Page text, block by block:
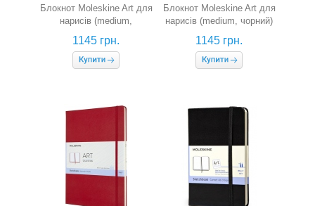
Блокнот Moleskine Art для
нарисів (medium,
червоний)
1145 грн.
Блокнот Moleskine Art для
нарисів (medium, чорний)
1145 грн.